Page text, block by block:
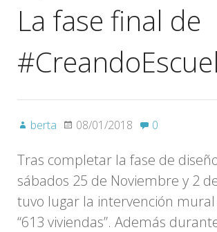
La fase final de
berta 08/01/2018 0
Tras completar la fase de
sábados 25 de Noviembre y 2
tuvo lugar la intervención mural
“613 viviendas”. Además